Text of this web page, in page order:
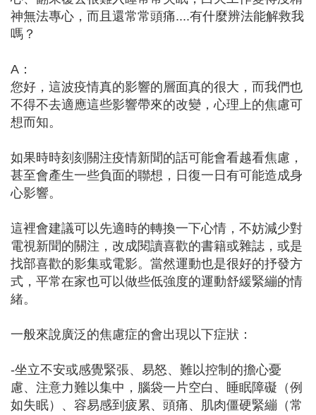
神無法專心，而且還常常頭痛....有什麼辨法能解救我
嗎？
A：
您好，這波疫情真的影響的層面真的很大，而我們也
不得不去適應這些影響帶來的改變，心理上的焦慮可
想而知。
如果時時刻刻關注疫情新聞的話可能會看越看焦慮，
甚至會產生一些負面的聯想，日復一日有可能造成身
心影響。
這裡會建議可以先適時的轉換一下心情，不妨減少對
電視新聞的關注，改成閱讀喜歡的書籍或雜誌，或是
找部喜歡的影集或電影。當然運動也是很好的抒發方
式，平常在家也可以做些低強度的運動舒緩緊繃的情
緒。
一般來說廣泛的焦慮症的會出現以下症狀：
-坐立不安或感覺緊張、易怒、難以控制的擔心憂
慮、注意力難以集中，腦袋一片空白、睡眠障礙（例
如失眠）、容易感到疲累、頭痛、肌肉僵硬緊繃（常